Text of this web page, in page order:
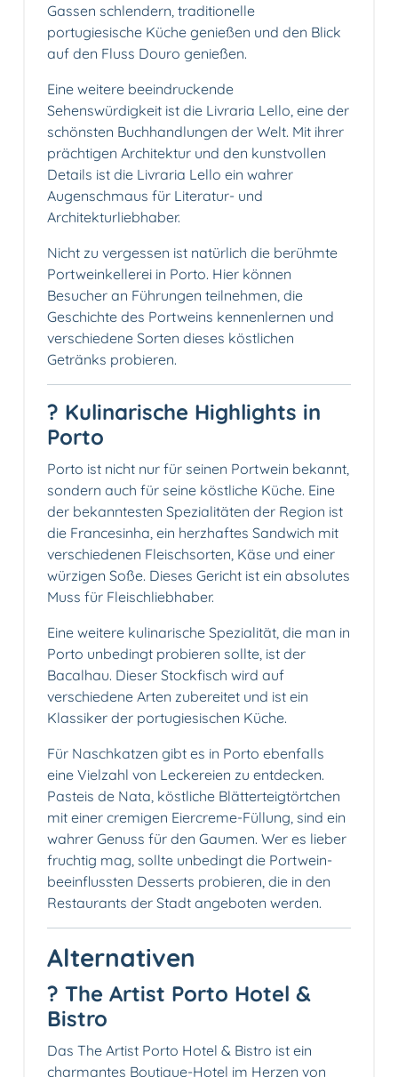
Gassen schlendern, traditionelle
portugiesische Küche genießen und den Blick
auf den Fluss Douro genießen.
Eine weitere beeindruckende
Sehenswürdigkeit ist die Livraria Lello, eine der
schönsten Buchhandlungen der Welt. Mit ihrer
prächtigen Architektur und den kunstvollen
Details ist die Livraria Lello ein wahrer
Augenschmaus für Literatur- und
Architekturliebhaber.
Nicht zu vergessen ist natürlich die berühmte
Portweinkellerei in Porto. Hier können
Besucher an Führungen teilnehmen, die
Geschichte des Portweins kennenlernen und
verschiedene Sorten dieses köstlichen
Getränks probieren.
?️ Kulinarische Highlights in
Porto
Porto ist nicht nur für seinen Portwein bekannt,
sondern auch für seine köstliche Küche. Eine
der bekanntesten Spezialitäten der Region ist
die Francesinha, ein herzhaftes Sandwich mit
verschiedenen Fleischsorten, Käse und einer
würzigen Soße. Dieses Gericht ist ein absolutes
Muss für Fleischliebhaber.
Eine weitere kulinarische Spezialität, die man in
Porto unbedingt probieren sollte, ist der
Bacalhau. Dieser Stockfisch wird auf
verschiedene Arten zubereitet und ist ein
Klassiker der portugiesischen Küche.
Für Naschkatzen gibt es in Porto ebenfalls
eine Vielzahl von Leckereien zu entdecken.
Pasteis de Nata, köstliche Blätterteigtörtchen
mit einer cremigen Eiercreme-Füllung, sind ein
wahrer Genuss für den Gaumen. Wer es lieber
fruchtig mag, sollte unbedingt die Portwein-
beeinflussten Desserts probieren, die in den
Restaurants der Stadt angeboten werden.
Alternativen
? The Artist Porto Hotel &
Bistro
Das The Artist Porto Hotel & Bistro ist ein
charmantes Boutique-Hotel im Herzen von